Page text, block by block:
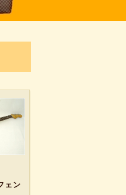
ェン